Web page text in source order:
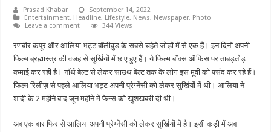
Prasad Khabar
September 14, 2022
Entertainment, Headline, Lifestyle, News, Newspaper, Photo
Leave a comment
344 Views
रणबीर कपूर और आलिया भट्ट बॉलीवुड के सबसे चहेते जोड़ों में से एक हैं। इन दिनों अपनी
फिल्म ब्रह्मास्त्र की वजह से सुर्खियों में छाए हुए हैं। ये फिल्म बॉक्स ऑफिस पर ताबड़तोड़
कमाई कर रही है। नॉर्थ बेल्ट से लेकर साउथ बेल्ट तक के लोग इस मूवी को पसंद कर रहे हैं।
फिल्म रिलीज़ से पहले आलिया भट्ट अपनी प्रेग्नेंसी को लेकर सुर्खियों में थी। आलिया ने
शादी के 2 महीने बाद जून महीने में फेन्स को खुशखबरी दी थी।
अब एक बार फिर से आलिया अपनी प्रेग्नेंसी को लेकर सुर्खियों में है। इसी कड़ी में अब